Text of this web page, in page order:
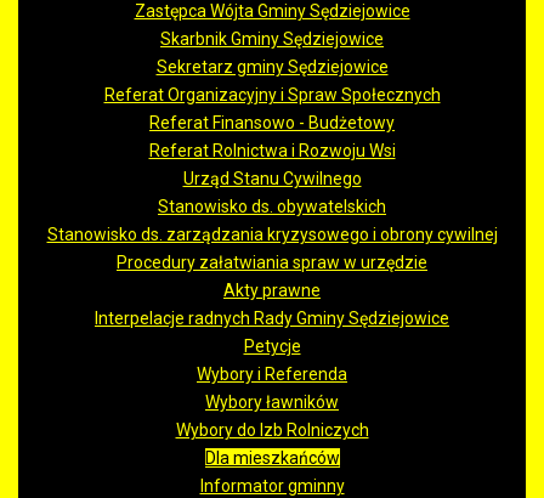
Zastępca Wójta Gminy Sędziejowice
Skarbnik Gminy Sędziejowice
Sekretarz gminy Sędziejowice
Referat Organizacyjny i Spraw Społecznych
Referat Finansowo - Budżetowy
Referat Rolnictwa i Rozwoju Wsi
Urząd Stanu Cywilnego
Stanowisko ds. obywatelskich
Stanowisko ds. zarządzania kryzysowego i obrony cywilnej
Procedury załatwiania spraw w urzędzie
Akty prawne
Interpelacje radnych Rady Gminy Sędziejowice
Petycje
Wybory i Referenda
Wybory ławników
Wybory do Izb Rolniczych
Dla mieszkańców
Informator gminny